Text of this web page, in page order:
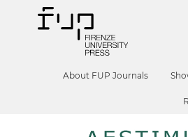
About FUP Journals